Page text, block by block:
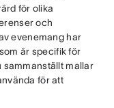
för olika
och
evenemang har
är specifik för
sammanställt mallar
för att